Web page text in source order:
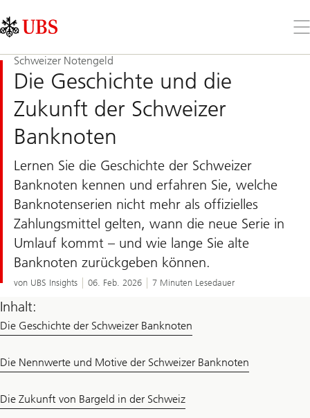
Links
Area
Sie
Schweizer Notengeld
Die Geschichte und die
Zukunft der Schweizer
Banknoten
Lernen Sie die Geschichte der Schweizer
Banknoten kennen und erfahren Sie, welche
Banknotenserien nicht mehr als offizielles
Zahlungsmittel gelten, wann die neue Serie in
Umlauf kommt – und wie lange Sie alte
Banknoten zurückgeben können.
von UBS Insights 06. Feb. 2026 7 Minuten Lesedauer
Inhalt:
Die Geschichte der Schweizer Banknoten
Die Nennwerte und Motive der Schweizer Banknoten
Die Zukunft von Bargeld in der Schweiz